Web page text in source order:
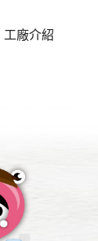
工廠介紹